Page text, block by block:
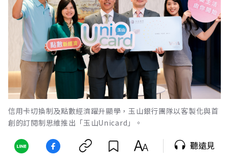
信用卡切換制及點數經濟躍升顯學，玉山銀行團隊以客製化與首
創的訂閱制思維推出「玉山Unicard」。
聽遠見